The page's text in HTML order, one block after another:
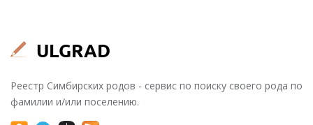
Реестр Симбирских родов - сервис по поиску своего рода по
фамилии и/или поселению.